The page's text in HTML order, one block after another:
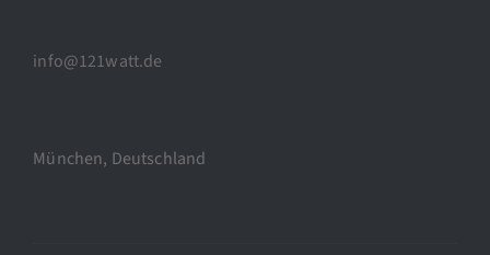
info@121watt.de
München, Deutschland